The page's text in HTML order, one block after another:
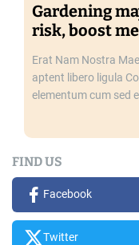
Gardening
risk, boost
Erat Nam Nostra
aptent libero ligula
elementum cum sed
FIND US
Facebook
Twitter